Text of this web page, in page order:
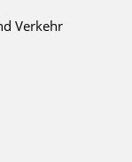
Verkehr